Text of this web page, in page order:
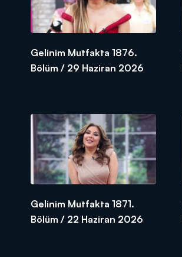
Gelinim Mutfakta 1876.
Bölüm / 29 Haziran 2026
Gelinim Mutfakta 1871.
Bölüm / 22 Haziran 2026